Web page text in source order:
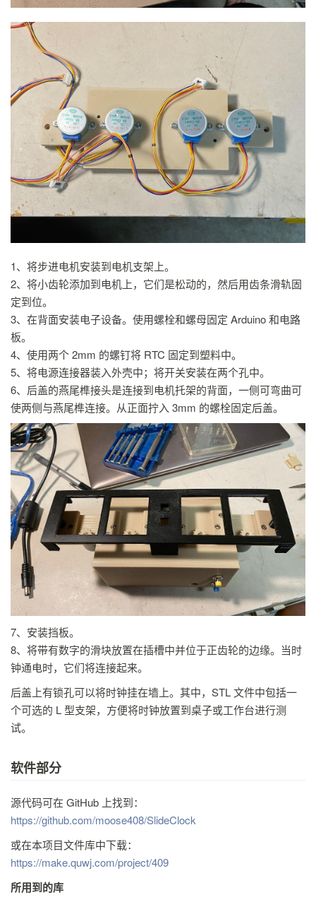
1、将步进电机安装到电机支架上。
2、将小齿轮添加到电机上，它们是松动的，然后用齿条滑轨固
定到位。
3、在背面安装电子设备。使用螺栓和螺母固定 Arduino 和电路
板。
4、使用两个 2mm 的螺钉将 RTC 固定到塑料中。
5、将电源连接器装入外壳中；将开关安装在两个孔中。
6、后盖的燕尾榫接头是连接到电机托架的背面，一侧可弯曲可
使两侧与燕尾榫连接。从正面拧入 3mm 的螺栓固定后盖。
7、安装挡板。
8、将带有数字的滑块放置在插槽中并位于正齿轮的边缘。当时
钟通电时，它们将连接起来。
后盖上有锁孔可以将时钟挂在墙上。其中，STL 文件中包括一
个可选的 L 型支架，方便将时钟放置到桌子或工作台进行测
试。
软件部分
源代码可在 GitHub 上找到：
https://github.com/moose408/SlideClock
或在本项目文件库中下载：
https://make.quwj.com/project/409
所用到的库